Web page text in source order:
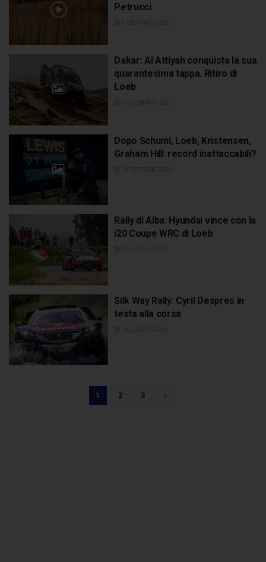
Petrucci
Dakar: Al Attiyah conquista la sua
quarantesima tappa. Ritiro di
Loeb
Dopo Schumi, Loeb, Kristensen,
Graham Hill: record inattaccabili?
Rally di Alba: Hyundai vince con la
i20 Coupe WRC di Loeb
Silk Way Rally: Cyril Despres in
testa alla corsa
1 2 3